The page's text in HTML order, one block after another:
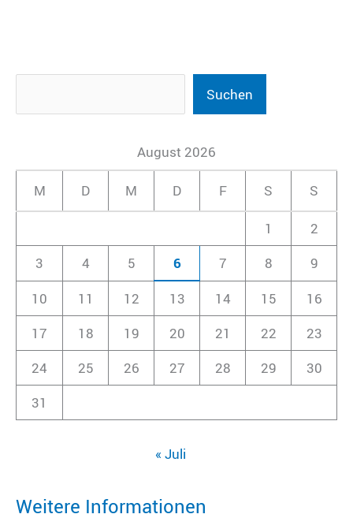
Suchen
August 2026
M D M D F S S
1
2
3
4 5 6 7 8
9
10
11 12 13 14 15
16
17
18 19 20 21 22
23
24
25 26 27 28 29
30
31
« Juli
Weitere Informationen